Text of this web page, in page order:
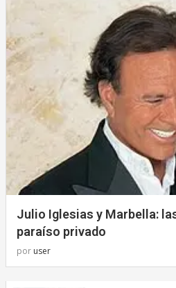
Julio Iglesias y Marbella:
paraíso privado
por user